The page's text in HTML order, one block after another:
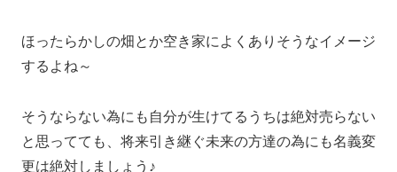
ほったらかしの畑とか空き家によくありそうなイメージ
するよね～
そうならない為にも自分が生けてるうちは絶対売らない
と思ってても、将来引き継ぐ未来の方達の為にも名義変
更は絶対しましょう♪